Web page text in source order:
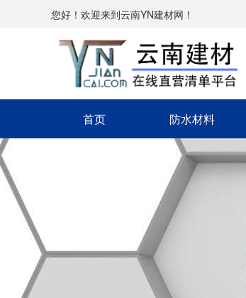
您好！欢迎来到云南YN建材网！
首页 防水材料